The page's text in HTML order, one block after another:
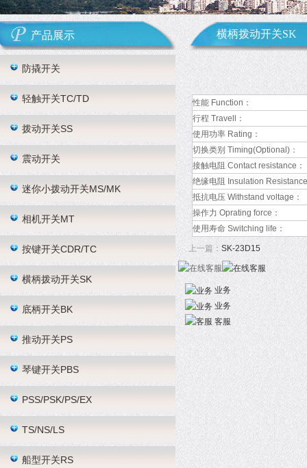
产品展示
防撬开关
轻触开关TC/TD
拨动开关SS
震动开关
迷你小拨动开关MS/MK
相机开关MT
按键开关CDR/TC
横柄拨动开关SK
底柄开关BK
推动开关PS
琴键开关PBS
PSS/PSK/PS/EX
TS/NS/LS
船型开关RS
横柄拨动开关SK
性能 Function：
行程 Travell：
使用功率 Rating：
切换类别 Timing(Optional)：
接触电阻 Contact resistance：
绝缘电阻 Insulation
抵抗电压 Withstand voltage：
操作力 Oprating force：
使用寿命 Switching life：
上一篇： SK-23D15
业务
业务
客服